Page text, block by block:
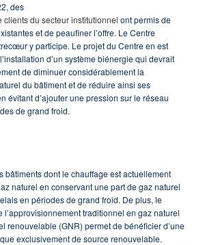
des
du secteur institutionnel ont permis de
et de peaufiner l’offre. Le Centre
y participe. Le projet du Centre en est
d’un système biénergie qui devrait
de diminuer considérablement la
du bâtiment et de réduire ainsi ses
évitant d’ajouter une pression sur le réseau
de grand froid.
bâtiments dont le chauffage est actuellement
naturel en conservant une part de gaz naturel
en périodes de grand froid. De plus, le
l’approvisionnement traditionnel en gaz naturel
renouvelable (GNR) permet de bénéficier d’une
exclusivement de source renouvelable.